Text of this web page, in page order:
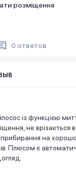
розміщення
0 ответов
із функцією
не врізається в
на
Плюсом є